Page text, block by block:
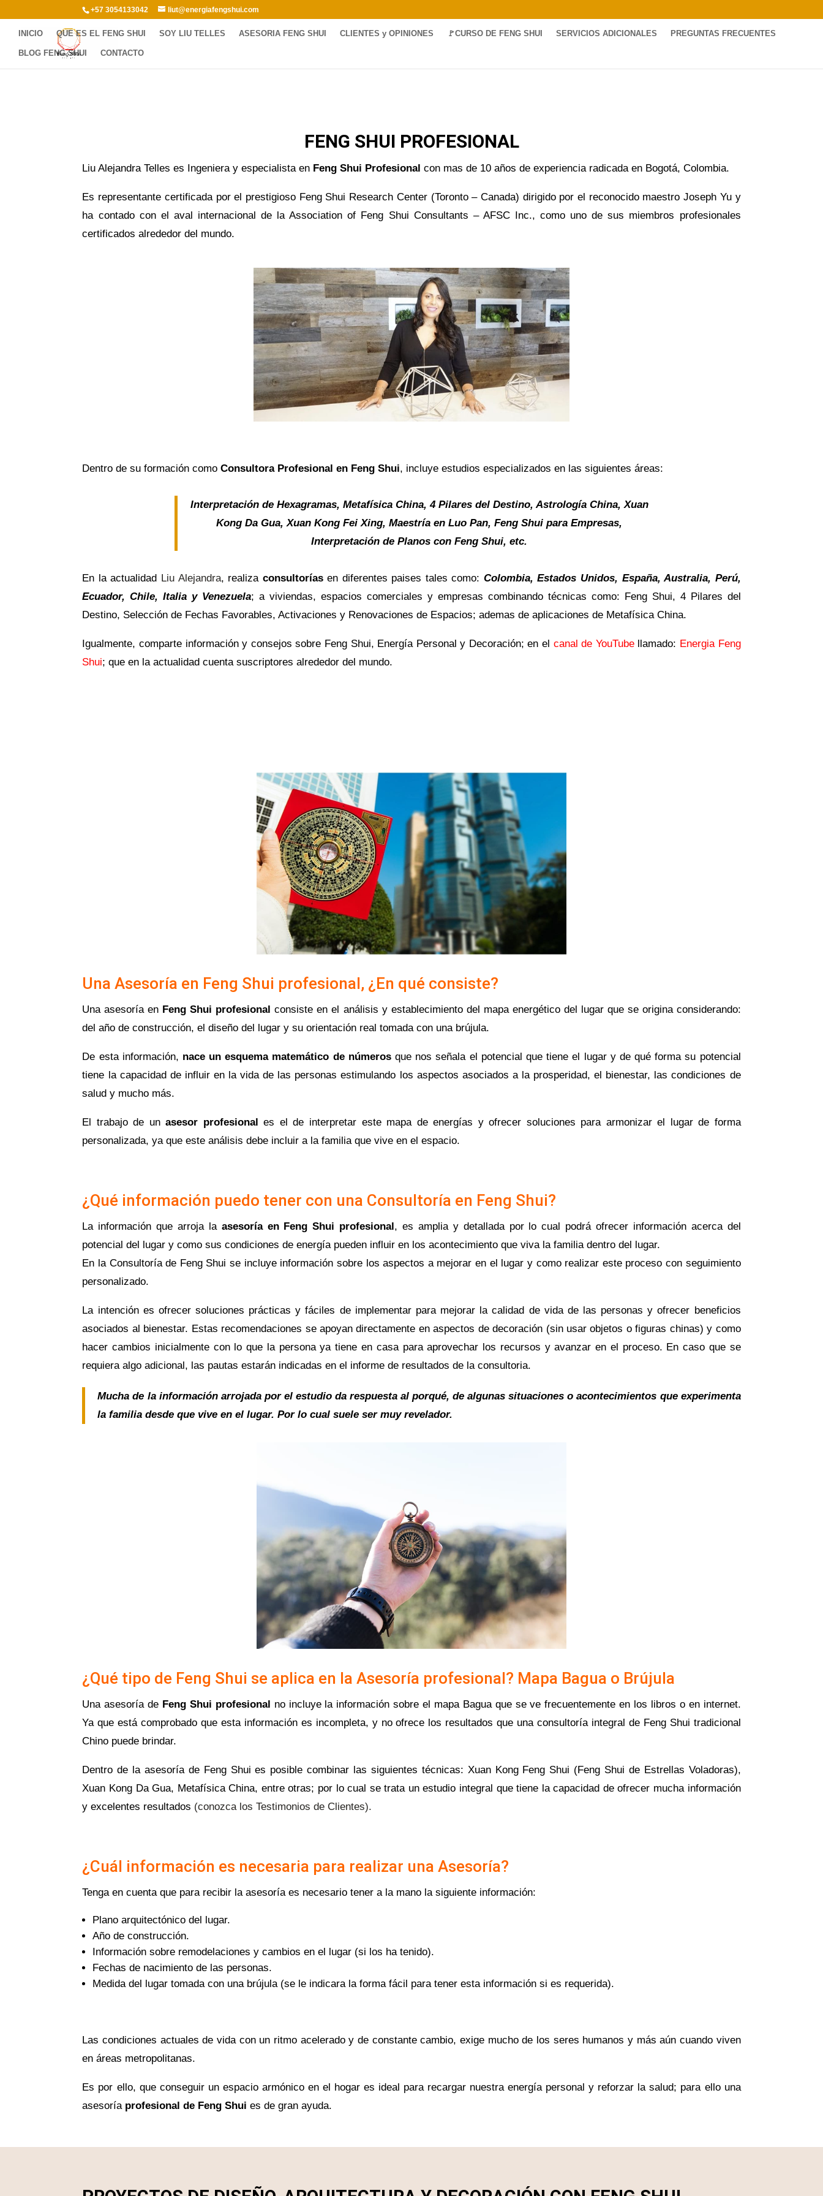
+57 3054133042 liut@energiafengshui.com
INICIO QUE ES EL FENG SHUI SOY LIU TELLES ASESORIA FENG SHUI CLIENTES y OPINIONES 🚩CURSO DE FENG SHUI SERVICIOS ADICIONALES PREGUNTAS FRECUENTES
BLOG FENG SHUI CONTACTO
FENG SHUI PROFESIONAL
Liu Alejandra Telles es Ingeniera y especialista en Feng Shui Profesional con mas de 10 años de experiencia radicada en Bogotá, Colombia.
Es representante certificada por el prestigioso Feng Shui Research Center (Toronto – Canada) dirigido por el reconocido maestro Joseph Yu y
ha contado con el aval internacional de la Association of Feng Shui Consultants – AFSC Inc., como uno de sus miembros profesionales
certificados alrededor del mundo.
Dentro de su formación comoConsultora Profesional en Feng Shui, incluye estudios especializados en las siguientes áreas:
Interpretación de Hexagramas, Metafísica China, 4 Pilares del Destino, Astrología China, Xuan
Kong Da Gua, Xuan Kong Fei Xing, Maestría en Luo Pan, Feng Shui para Empresas,
Interpretación de Planos con Feng Shui, etc.
En la actualidad Liu Alejandra, realiza consultoríasen diferentes paises tales como: Colombia, Estados Unidos, España, Australia, Perú,
Ecuador, Chile, Italia y Venezuela; a viviendas, espacios comerciales y empresas combinando técnicas como: Feng Shui, 4 Pilares del
Destino, Selección de Fechas Favorables, Activaciones y Renovaciones de Espacios; ademas de aplicaciones de Metafísica China.
Igualmente, comparte información y consejos sobre Feng Shui, Energía Personal y Decoración; en el canal de YouTubellamado: Energia Feng
Shui; que en la actualidad cuenta suscriptores alrededor del mundo.
Una Asesoría en Feng Shui profesional, ¿En qué consiste?
Una asesoría en Feng Shui profesional consiste en el análisis y establecimiento del mapa energético del lugar que se origina considerando:
del año de construcción, el diseño del lugar y su orientación real tomada con una brújula.
De esta información, nace un esquema matemático de númerosque nos señala el potencial que tiene el lugar y de qué forma su potencial
tiene la capacidad de influir en la vida de las personas estimulando los aspectos asociados a la prosperidad, el bienestar, las condiciones de
salud y mucho más.
El trabajo de unasesor profesional
es el de interpretar este mapa de energías y ofrecer soluciones para armonizar el lugar de forma
personalizada, ya que este análisis debe incluir a la familia que vive en el espacio.
¿Qué información puedo tener con una Consultoría en Feng Shui?
La información que arroja la asesoría en Feng Shui profesional , es amplia y detallada por lo cual podrá ofrecer información acerca del
potencial del lugar y como sus condiciones de energía pueden influir en los acontecimiento que viva la familia dentro del lugar.
En la Consultoría de Feng Shui se incluye información sobre los aspectos a mejorar en el lugar y como realizar este proceso con seguimiento
personalizado.
La intención es ofrecer soluciones prácticas y fáciles de implementar para mejorar la calidad de vida de las personas y ofrecer beneficios
asociados al bienestar. Estas recomendaciones se apoyan directamente en aspectos de decoración (sin usar objetos o figuras chinas) y como
hacer cambios inicialmente con lo que la persona ya tiene en casa para aprovechar los recursos y avanzar en el proceso. En caso que se
requiera algo adicional, las pautas estarán indicadas en el informe de resultados de la consultoria.
Mucha de la información arrojada por el estudio da respuesta al porqué, de algunas situaciones o acontecimientos que experimenta
la familia desde que vive en el lugar. Por lo cual suele ser muy revelador.
¿Qué tipo de Feng Shui se aplica en la Asesoría profesional? Mapa Bagua o Brújula
Una asesoría de Feng Shui profesional no incluye la información sobre el mapa Bagua que se ve frecuentemente en los libros o en internet.
Ya que está comprobado que esta información es incompleta, y no ofrece los resultados que una consultoría integral de Feng Shui tradicional
Chino puede brindar.
Dentro de la asesoría de Feng Shui es posible combinar las siguientes técnicas: Xuan Kong Feng Shui (Feng Shui de Estrellas Voladoras),
Xuan Kong Da Gua, Metafísica China, entre otras; por lo cual se trata un estudio integral que tiene la capacidad de ofrecer mucha información
y excelentes resultados (conozca los Testimonios de Clientes).
¿Cuál información es necesaria para realizar una Asesoría?
Tenga en cuenta que para recibir la asesoría es necesario tener a la mano la siguiente información:
Plano arquitectónico del lugar.
Año de construcción.
Información sobre remodelaciones y cambios en el lugar (si los ha tenido).
Fechas de nacimiento de las personas.
Medida del lugar tomada con una brújula (se le indicara la forma fácil para tener esta información si es requerida).
Las condiciones actuales de vida con un ritmo acelerado y de constante cambio, exige mucho de los seres humanos y más aún cuando viven
en áreas metropolitanas.
Es por ello, que conseguir un espacio armónico en el hogar es ideal para recargar nuestra energía personal y reforzar la salud; para ello una
asesoría profesional de Feng Shui es de gran ayuda.